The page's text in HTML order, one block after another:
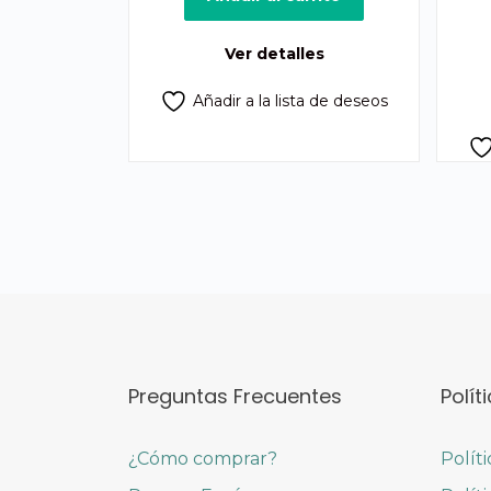
era:
es:
Ver detalles
Añadir a la lista de deseos
Preguntas Frecuentes
¿Cómo comprar?